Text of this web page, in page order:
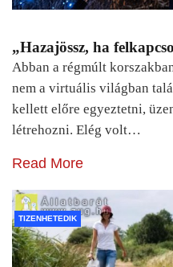
„Hazajössz, ha
Abban a régmúlt
nem a virtuális világban
kellett előre egyeztetni,
létrehozni. Elég volt…
Read More
TIZENHETEDIK